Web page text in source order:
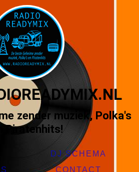
zender muziek, Polka's
Piratenhits!
DJ SCHEMA
CONTACT